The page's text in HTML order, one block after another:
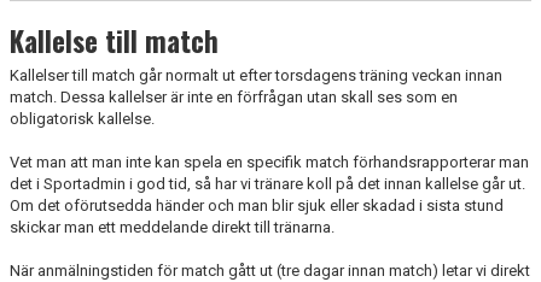
Kallelse till match
Kallelser till match går normalt ut efter torsdagens träning veckan innan
match. Dessa kallelser är inte en förfrågan utan skall ses som en
obligatorisk kallelse.
Vet man att man inte kan spela en specifik match förhandsrapporterar man
det i Sportadmin i god tid, så har vi tränare koll på det innan kallelse går ut.
Om det oförutsedda händer och man blir sjuk eller skadad i sista stund
skickar man ett meddelande direkt till tränarna.
När anmälningstiden för match gått ut (tre dagar innan match) letar vi direkt